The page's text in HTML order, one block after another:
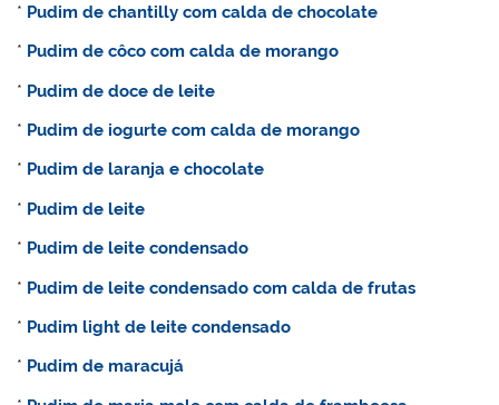
* Pudim de chantilly com calda de chocolate
* Pudim de côco com calda de morango
* Pudim de doce de leite
* Pudim de iogurte com calda de morango
* Pudim de laranja e chocolate
* Pudim de leite
* Pudim de leite condensado
* Pudim de leite condensado com calda de frutas
* Pudim light de leite condensado
* Pudim de maracujá